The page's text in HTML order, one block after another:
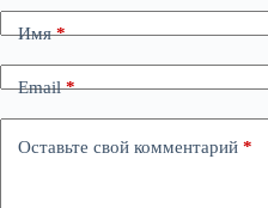
Имя*
Email*
Оставьте свой комментарий *